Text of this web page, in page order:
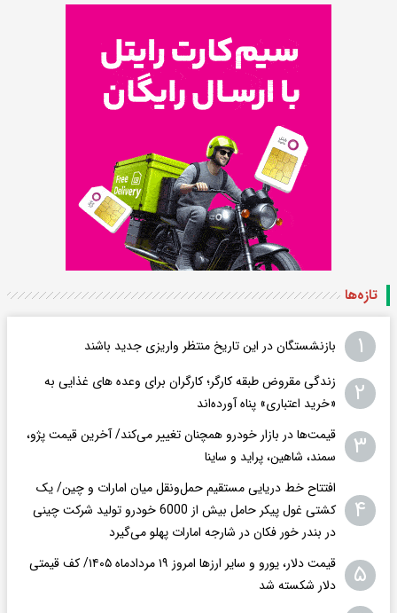
تازه‌ها
۱ بازنشستگان در این تاریخ منتظر واریزی جدید باشند
۲
زندگی مقروض طبقه کارگر؛ کارگران برای وعده های غذایی به
«خرید اعتباری» پناه آورده‌اند
۳
قیمت‌ها در بازار خودرو همچنان تغییر می‌کند/ آخرین قیمت پژو،
سمند، شاهین، پراید و ساینا
۴
افتتاح خط دریایی مستقیم حمل‌ونقل میان امارات و چین/ یک
کشتی غول پیکر حامل بیش از 6000 خودرو تولید شرکت چینی
در بندر خور فکان در شارجه امارات پهلو می‌گیرد
۵
قیمت دلار، یورو و سایر ارزها امروز ۱۹ مردادماه ۱۴۰۵/ کف قیمتی
دلار شکسته شد